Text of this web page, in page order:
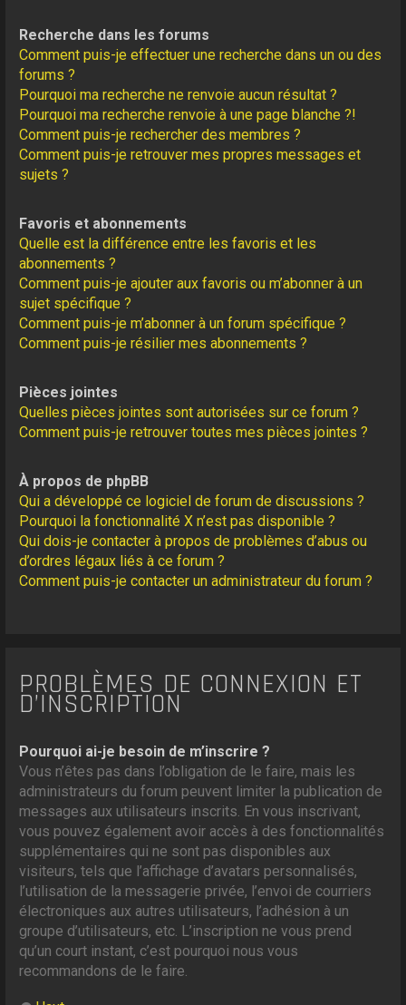
Recherche dans les forums
Comment puis-je effectuer une recherche dans un ou des
forums ?
Pourquoi ma recherche ne renvoie aucun résultat ?
Pourquoi ma recherche renvoie à une page blanche ?!
Comment puis-je rechercher des membres ?
Comment puis-je retrouver mes propres messages et
sujets ?
Favoris et abonnements
Quelle est la différence entre les favoris et les
abonnements ?
Comment puis-je ajouter aux favoris ou m’abonner à un
sujet spécifique ?
Comment puis-je m’abonner à un forum spécifique ?
Comment puis-je résilier mes abonnements ?
Pièces jointes
Quelles pièces jointes sont autorisées sur ce forum ?
Comment puis-je retrouver toutes mes pièces jointes ?
À propos de phpBB
Qui a développé ce logiciel de forum de discussions ?
Pourquoi la fonctionnalité X n’est pas disponible ?
Qui dois-je contacter à propos de problèmes d’abus ou
d’ordres légaux liés à ce forum ?
Comment puis-je contacter un administrateur du forum ?
PROBLÈMES DE CONNEXION ET
D’INSCRIPTION
Pourquoi ai-je besoin de m’inscrire ?
Vous n’êtes pas dans l’obligation de le faire, mais les
administrateurs du forum peuvent limiter la publication de
messages aux utilisateurs inscrits. En vous inscrivant,
vous pouvez également avoir accès à des fonctionnalités
supplémentaires qui ne sont pas disponibles aux
visiteurs, tels que l’affichage d’avatars personnalisés,
l’utilisation de la messagerie privée, l’envoi de courriers
électroniques aux autres utilisateurs, l’adhésion à un
groupe d’utilisateurs, etc. L’inscription ne vous prend
qu’un court instant, c’est pourquoi nous vous
recommandons de le faire.